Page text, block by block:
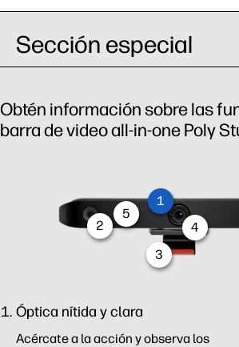
Sección especial
Obtén información sobre las
barra de video all-in-one Poly
1
2
3
4
5
Óptica nítida y clara
Acércate a la acción y observa los